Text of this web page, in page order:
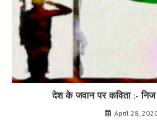
देश के जवान पर कविता :- निज
April 28,